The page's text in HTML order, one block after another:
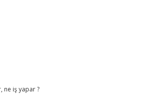
ne iş yapar ?
giriş